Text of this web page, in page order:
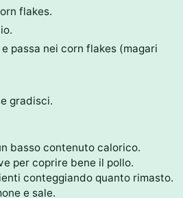
flakes.
passa nei corn flakes (magari
gradisci.
basso contenuto calorico.
per coprire bene il pollo.
conteggiando quanto rimasto.
e sale.